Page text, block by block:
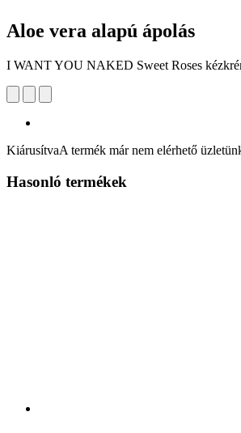
Aloe vera alapú ápolás
I WANT YOU NAKED Sweet Roses
KiárusítvaA termék már nem elérhető
Hasonló termékek